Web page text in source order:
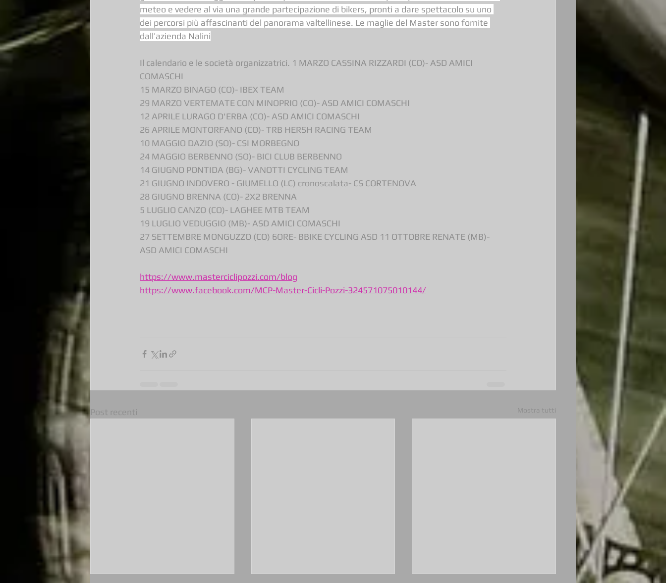
meteo e vedere al via una grande partecipazione di bikers, pronti a dare spettacolo su uno
dei percorsi più affascinanti del panorama valtellinese. Le maglie del Master sono fornite
dall’azienda Nalini
Il calendario e le società organizzatrici. 1 MARZO CASSINA RIZZARDI (CO)- ASD AMICI
COMASCHI
15 MARZO BINAGO (CO)- IBEX TEAM
29 MARZO VERTEMATE CON MINOPRIO (CO)- ASD AMICI COMASCHI
12 APRILE LURAGO D'ERBA (CO)- ASD AMICI COMASCHI
26 APRILE MONTORFANO (CO)- TRB HERSH RACING TEAM
10 MAGGIO DAZIO (SO)- CSI MORBEGNO
24 MAGGIO BERBENNO (SO)- BICI CLUB BERBENNO
14 GIUGNO PONTIDA (BG)- VANOTTI CYCLING TEAM
21 GIUGNO INDOVERO - GIUMELLO (LC) cronoscalata- CS CORTENOVA
28 GIUGNO BRENNA (CO)- 2X2 BRENNA
5 LUGLIO CANZO (CO)- LAGHEE MTB TEAM
19 LUGLIO VEDUGGIO (MB)- ASD AMICI COMASCHI
27 SETTEMBRE MONGUZZO (CO) 6ORE- BBIKE CYCLING ASD 11 OTTOBRE RENATE (MB)-
ASD AMICI COMASCHI
https://www.masterciclipozzi.com/blog
https://www.facebook.com/MCP-Master-Cicli-Pozzi-324571075010144/
Post recenti Mostra tutti